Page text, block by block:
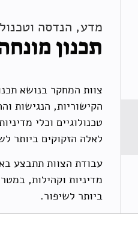
מדע, הנדסה
תכנון
צוות המחקר בנושא
הקישוריות, הנגישות
טכנולוגיים וכלי
לאלה הזקוקים ביותר
עבודת הצוות תתבצע
מדיניות וקהילות,
ביותר לשיפור.